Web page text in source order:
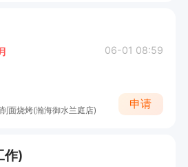
06-01 08:59
面烧烤(瀚海御水兰庭店)
申请
作)